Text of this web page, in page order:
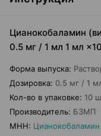
Цианокобаламин
0.5 мг / 1 мл 1 мл
Форма выпуска:
Дозировка: 0.5 мг / 1
Кол-во в упаковке: 10
Производитель: БЗМП
МНН: Цианокобаламин